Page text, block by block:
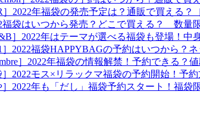
］2022年福袋の発売予定は？通販で買える？
福袋はいつから発売？どこで買える？ 数量
］2022年はテーマが選べる福袋も登場！
］2022福袋HAPPYBAGの予約はいつから？
］2022年福袋の情報解禁！予約できる？
］2022モス×リラックマ福袋の予約開始！予
］2022年も「だし」福袋予約スタート！福袋